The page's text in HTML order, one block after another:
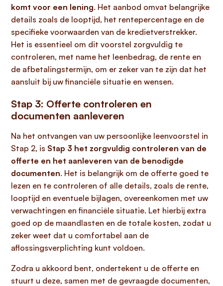
komt voor een lening. Het aanbod omvat belangrijke
details zoals de looptijd, het rentepercentage en de
specifieke voorwaarden van de kredietverstrekker.
Het is essentieel om dit voorstel zorgvuldig te
controleren, met name het leenbedrag, de rente en
de afbetalingstermijn, om er zeker van te zijn dat het
aansluit bij uw financiële situatie en wensen.
Stap 3: Offerte controleren en
documenten aanleveren
Na het ontvangen van uw persoonlijke leenvoorstel in
Stap 2, is Stap 3 het zorgvuldig controleren van de
offerte en het aanleveren van de benodigde
documenten. Het is belangrijk om de offerte goed te
lezen en te controleren of alle details, zoals de rente,
looptijd en eventuele bijlagen, overeenkomen met uw
verwachtingen en financiële situatie. Let hierbij extra
goed op de maandlasten en de totale kosten, zodat u
zeker weet dat u comfortabel aan de
aflossingsverplichting kunt voldoen.
Zodra u akkoord bent, ondertekent u de offerte en
stuurt u deze, samen met de gevraagde documenten,